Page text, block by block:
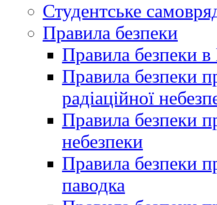
Студентське
Правила безпеки
Правила безпеки в
Правила безпеки
радіаційної
Правила безпеки
небезпеки
Правила безпеки
паводка